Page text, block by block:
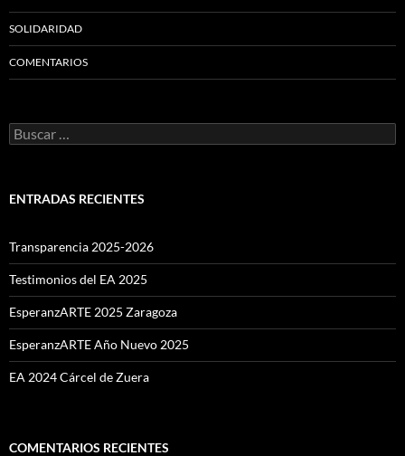
SOLIDARIDAD
COMENTARIOS
Buscar:
ENTRADAS RECIENTES
Transparencia 2025-2026
Testimonios del EA 2025
EsperanzARTE 2025 Zaragoza
EsperanzARTE Año Nuevo 2025
EA 2024 Cárcel de Zuera
COMENTARIOS RECIENTES